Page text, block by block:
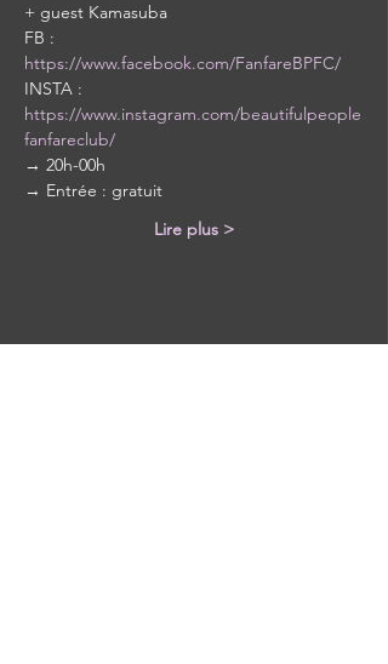
+ guest Kamasuba
FB :
https://www.facebook.com/FanfareBPFC/
INSTA :
https://www.instagram.com/beautifulpeople
fanfareclub/
→ 20h-00h
→ Entrée : gratuit
Lire plus >